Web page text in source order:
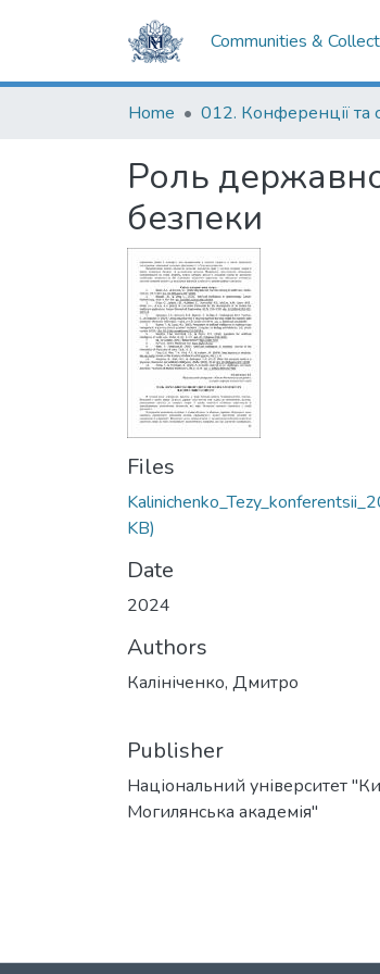
Communities &
Home
Роль
безпеки
Files
KB)
Date
2024
Authors
Калініченко, Дмитро
Publisher
Національний університет
Могилянська академія"